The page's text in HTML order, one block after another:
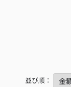
並び順：